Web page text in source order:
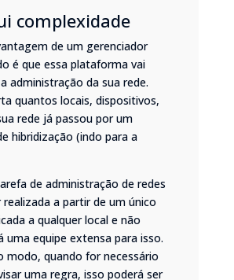
complexidade
de um gerenciador
é que essa plataforma vai
administração da sua rede.
quantos locais, dispositivos,
rede já passou por um
hibridização (indo para a
de administração de redes
realizada a partir de um único
a qualquer local e não
uma equipe extensa para isso.
modo, quando for necessário
uma regra, isso poderá ser